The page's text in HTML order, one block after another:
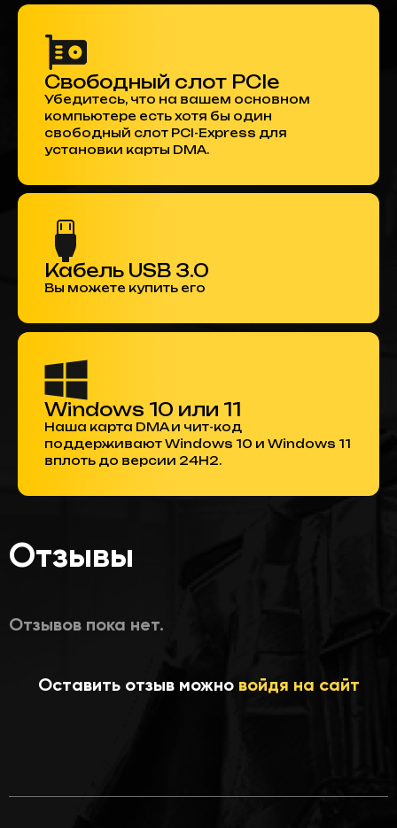
Свободный слот PCIe
Убедитесь, что на вашем основном
компьютере есть хотя бы один
свободный слот PCI-Express для
установки карты DMA.
Кабель USB 3.0
Вы можете купить его
Windows 10 или 11
Наша карта DMA и чит-код
поддерживают Windows 10 и Windows 11
вплоть до версии 24H2.
Отзывы
Отзывов пока нет.
Оставить отзыв можно войдя на сайт